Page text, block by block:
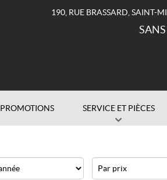
190, RUE BRASSARD SAINT-
PROMOTIONS SERVICE ET PIÈCES